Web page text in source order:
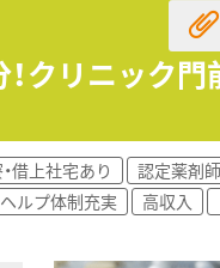
めです。
最適です。
です。
クリニック門
借上社宅あり
認定薬剤
ヘルプ体制充実 高収入